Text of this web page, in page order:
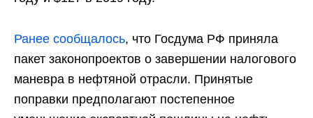
Ранее сообщалось, что Госдума РФ приняла
пакет законопроектов о завершении налогового
маневра в нефтяной отрасли. Принятые
поправки предполагают постепенное